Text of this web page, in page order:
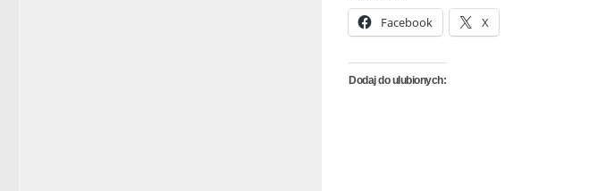
Facebook X
Dodaj do ulubionych: